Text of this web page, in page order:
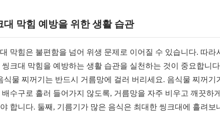
대 막힘 예방을 위한 생활 습관
막힘은 불편함을 넘어 위생 문제로 이어질 수 있습니다. 따라
씽크대 막힘을 예방하는 생활 습관을 실천하는 것이 중요합니
식물 찌꺼기는 반드시 거름망에 걸러 버리세요. 음식물 찌꺼기
배수구로 흘러 들어가지 않도록, 거름망을 자주 비우고 깨끗하
합니다. 둘째, 기름기가 많은 음식은 최대한 씽크대에 흘려보